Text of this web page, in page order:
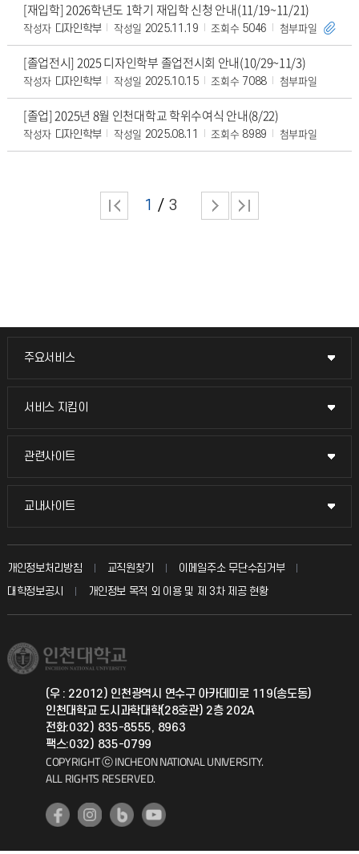
[재입학] 2026학년도 1학기 재입학 신청 안내(11/19~11/21)
작성자 디자인학부 작성일 2025.11.19 조회수 5046 첨부파일
[졸업전시] 2025 디자인학부 졸업전시회 안내(10/29~11/3)
작성자 디자인학부 작성일 2025.10.15 조회수 7088 첨부파일
[졸업] 2025년 8월 인천대학교 학위수여식 안내(8/22)
작성자 디자인학부 작성일 2025.08.11 조회수 8989 첨부파일
1 3
주요서비스
주요서비스
교무회의방송
입학안내
취업정보(학생)
서비스 지킴이
서비스 지킴이
묻고 답하기
칭찬마당
학생서비스 지킴이
관련사이트
관련사이트
국방헬프콜
총동문회
교내사이트
교내사이트
교수회
교육혁신본부
국제지원과
공자아카데미
기초교육원
개인정보처리방침 교직원찾기
이메일주소 무단수집거부
대학정보공시
개인정보 목적 외 이용 및 제 3차 제공 현황
(우 : 22012) 인천광역시 연수구 아카데미로 119(송도동)
인천대학교 도시과학대학(28호관) 2층 202A
전화:032) 835-8555, 8963
팩스:032) 835-0799
COPYRIGHT ⓒ INCHEON NATIONAL UNIVERSITY.
ALL RIGHTS RESERVED.